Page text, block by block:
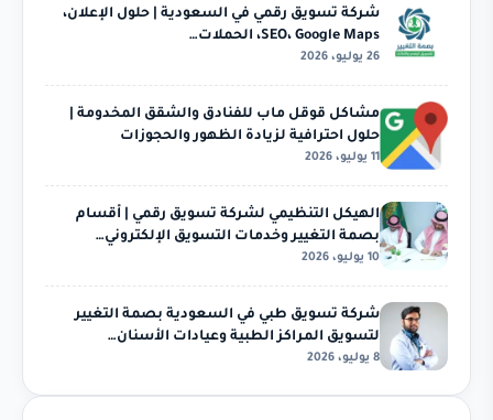
شركة تسويق رقمي في السعودية | حلول الإعلان،
SEO، Google Maps، الحملات…
26 يوليو، 2026
مشاكل قوقل ماب للفنادق والشقق المخدومة |
حلول احترافية لزيادة الظهور والحجوزات
11 يوليو، 2026
الهيكل التنظيمي لشركة تسويق رقمي | أقسام
بصمة التغيير وخدمات التسويق الإلكتروني…
10 يوليو، 2026
شركة تسويق طبي في السعودية بصمة التغيير
لتسويق المراكز الطبية وعيادات الأسنان…
8 يوليو، 2026